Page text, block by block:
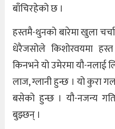
बाँचिरहेको छ ।
हस्तमै-थुनको बारेमा खुला
धेरैजसोले किशोरवयमा
किनभने यो उमेरमा यौ-नलाई
लाज, ग्लानी हुन्छ । यो कुरा
बसेको हुन्छ । यौ-नजन्य
बुझ्छन् ।